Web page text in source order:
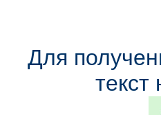
Для
текст